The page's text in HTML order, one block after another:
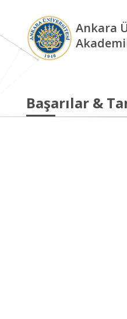
Ankara
Başarılar &